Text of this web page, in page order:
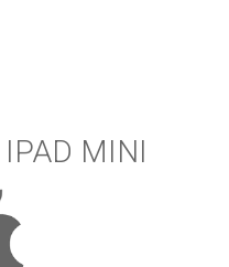
IPAD MINI